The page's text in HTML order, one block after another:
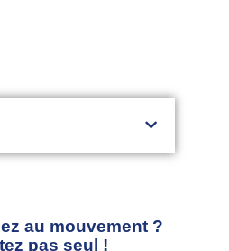
au mouvement ?
pas seul !